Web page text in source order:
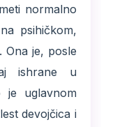
normalno
psihičkom,
Ona je, posle
ishrane u
je uglavnom
devojčica i